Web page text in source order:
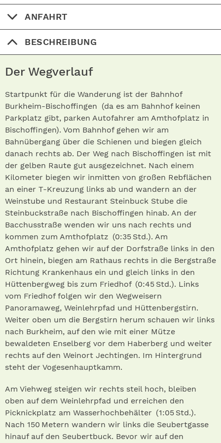
ANFAHRT
BESCHREIBUNG
Der Wegverlauf
Startpunkt für die Wanderung ist der Bahnhof
Burkheim-Bischoffingen (da es am Bahnhof keinen
Parkplatz gibt, parken Autofahrer am Amthofplatz in
Bischoffingen). Vom Bahnhof gehen wir am
Bahnübergang über die Schienen und biegen gleich
danach rechts ab. Der Weg nach Bischoffingen ist mit
der gelben Raute gut ausgezeichnet. Nach einem
Kilometer biegen wir inmitten von großen Rebflächen
an einer T-Kreuzung links ab und wandern an der
Weinstube und Restaurant Steinbuck Stube die
Steinbuckstraße nach Bischoffingen hinab. An der
Bacchusstraße wenden wir uns nach rechts und
kommen zum Amthofplatz (0:35 Std.) . Am
Amthofplatz gehen wir auf der Dorfstraße links in den
Ort hinein, biegen am Rathaus rechts in die Bergstraße
Richtung Krankenhaus ein und gleich links in den
Hüttenbergweg bis zum Friedhof (0:45 Std.) . Links
vom Friedhof folgen wir den Wegweisern
Panoramaweg, Weinlehrpfad und Hüttenbergstirn.
Weiter oben um die Bergstirn herum schauen wir links
nach Burkheim, auf den wie mit einer Mütze
bewaldeten Enselberg vor dem Haberberg und weiter
rechts auf den Weinort Jechtingen. Im Hintergrund
steht der Vogesenhauptkamm.
Am Viehweg steigen wir rechts steil hoch, bleiben
oben auf dem Weinlehrpfad und erreichen den
Picknickplatz am Wasserhochbehälter (1:05 Std.) .
Nach 150 Metern wandern wir links die Seubertgasse
hinauf auf den Seubertbuck. Bevor wir auf den